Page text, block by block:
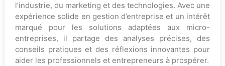
l’industrie, du marketing et des technologies. Avec une
expérience solide en gestion d’entreprise et un intérêt
marqué pour les solutions adaptées aux micro-
entreprises, il partage des analyses précises, des
conseils pratiques et des réflexions innovantes pour
aider les professionnels et entrepreneurs à prospérer.